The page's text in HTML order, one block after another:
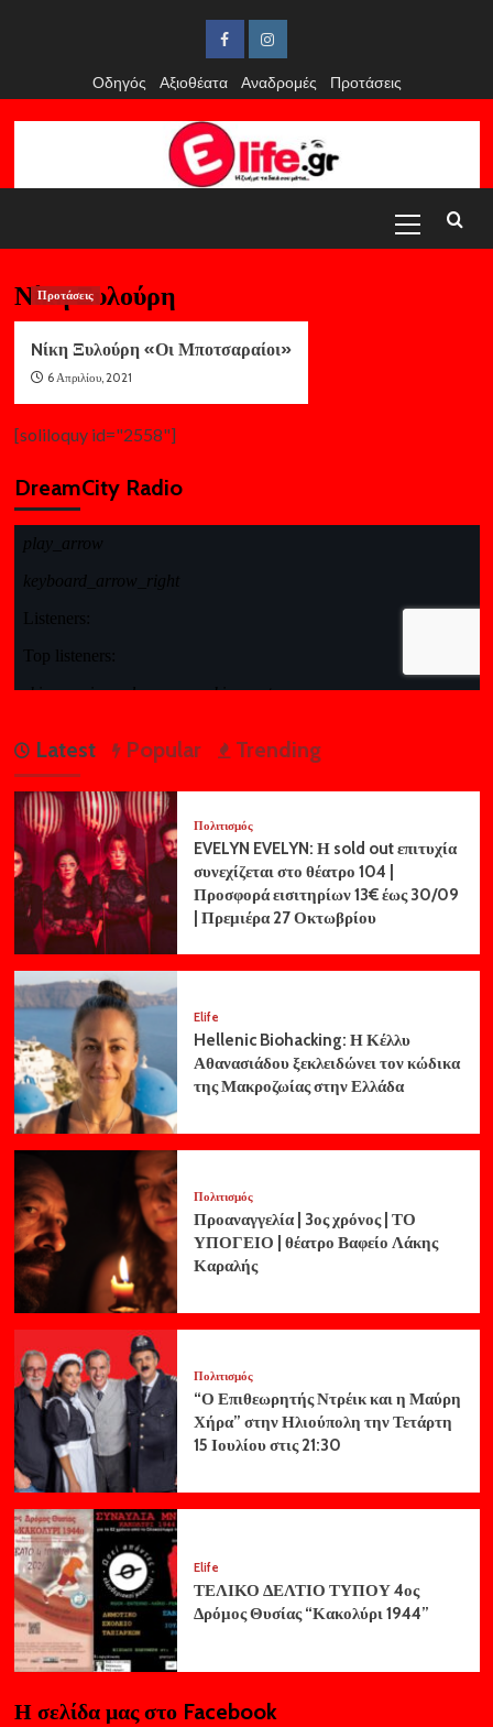
FacebookInstagram
Οδηγός
Αξιοθέατα Αναδρομές Προτάσεις
Menu
Νίκη Ξυλούρη
Προτάσεις
Nίκη Ξυλούρη «Οι Μποτσαραίοι»
6 Απριλίου, 2021
[soliloquy id="2558"]
DreamCity Radio
Latest Popular Trending
Πολιτισμός
EVELYN EVELYN: Η sold out επιτυχία
συνεχίζεται στο θέατρο 104 |
Προσφορά εισιτηρίων 13€ έως 30/09
| Πρεμιέρα 27 Οκτωβρίου
Elife
Hellenic Biohacking: Η Κέλλυ
Αθανασιάδου ξεκλειδώνει τον κώδικα
της Μακροζωίας στην Ελλάδα
Πολιτισμός
Προαναγγελία | 3ος χρόνος | ΤΟ
ΥΠΟΓΕΙΟ | θέατρο Βαφείο Λάκης
Καραλής
Πολιτισμός
“Ο Επιθεωρητής Ντρέικ και η Μαύρη
Χήρα” στην Ηλιούπολη την Τετάρτη
15 Ιουλίου στις 21:30
Elife
ΤΕΛΙΚΟ ΔΕΛΤΙΟ ΤΥΠΟΥ 4ος
Δρόμος Θυσίας “Κακολύρι 1944”
Η σελίδα μας στο Facebook